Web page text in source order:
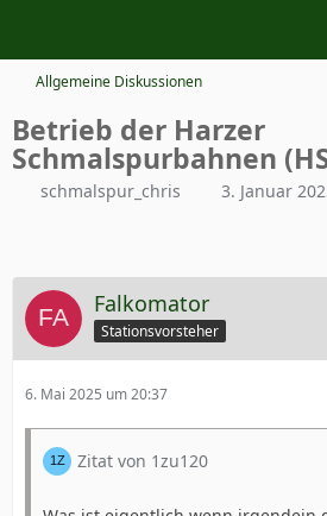
Allgemeine Diskussionen
Betrieb der Harzer
Schmalspurbahnen
schmalspur_chris 3. Januar
Falkomator
Stationsvorsteher
6. Mai 2025 um 20:37
Zitat von 1zu120